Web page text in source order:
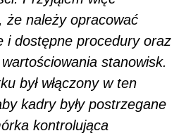
że należy opracować
i dostępne procedury oraz
stanowisk.
był włączony w ten
kadry były postrzegane
kontrolująca